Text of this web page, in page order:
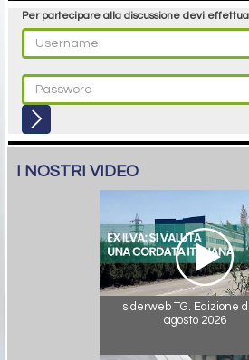
Per partecipare alla discussione devi
I NOSTRI VIDEO
siderweb TG. Edizione
agosto 2026